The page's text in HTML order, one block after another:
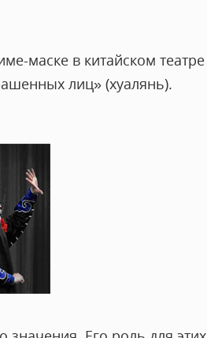
маске в китайском театре
лиц» (хуалянь).